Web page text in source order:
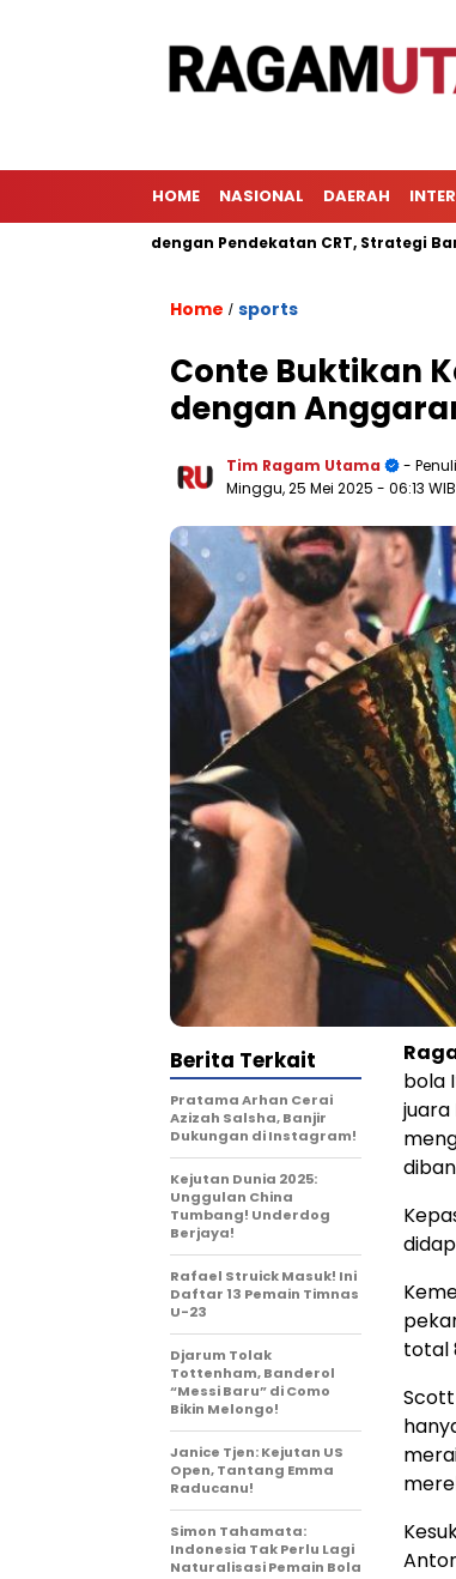
HOME NASIONAL DAERAH
dengan Pendekatan CRT, Strategi Baru
Home / sports
Conte Buktikan
dengan
Tim Ragam Utama
-
Minggu, 25 Mei 2025 - 06:13 WIB
bola
juara
total
Berita Terkait
Pratama Arhan Cerai
Azizah Salsha, Banjir
Dukungan di Instagram!
Kejutan Dunia 2025:
Unggulan China
Tumbang! Underdog
Berjaya!
Rafael Struick Masuk! Ini
Daftar 13 Pemain Timnas
U-23
Djarum Tolak
Tottenham, Banderol
“Messi Baru” di Como
Bikin Melongo!
Janice Tjen: Kejutan US
Open, Tantang Emma
Raducanu!
Simon Tahamata:
Indonesia Tak Perlu Lagi
Naturalisasi Pemain Bola